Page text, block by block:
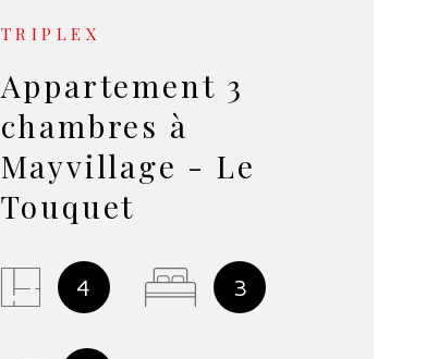
TRIPLEX
Appartement 3
chambres à
Mayvillage - Le
Touquet
4 3